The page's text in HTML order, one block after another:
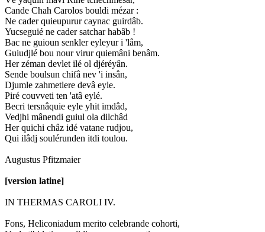
Cande Chah Carolos bouldi mézar :
Ne cader quieupurur caynac guirdâb.
Yucseguié ne cader satchar habâb !
Bac ne guioun senkler eyleyur i 'lâm,
Guiudjlé bou nour virur quiemâni benâm.
Her zéman devlet ilé ol djéréyân.
Sende boulsun chifâ nev 'i insân,
Djumle zahmetlere devâ eyle.
Piré couvveti ten 'atâ eylé.
Becri tersnâquie eyle yhit imdâd,
Vedjhi mânendi guiul ola dilchâd
Her quichi châz idé vatane rudjou,
Qui ilâdj soulérunden itdi toulou.
Augustus Pfitzmaier
[version latine]
IN THERMAS CAROLI IV.
Fons, Heliconiadum merito celebrande cohorti,